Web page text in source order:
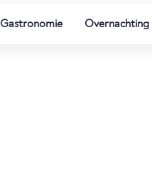
Gastronomie Overnachting